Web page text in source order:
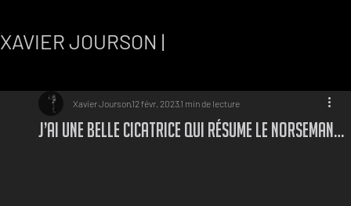
XAVIER JOURSON |
J’ai une belle cicatrice qui résume le norseman…
Xavier Jourson12 févr. 2023 1 min de lecture